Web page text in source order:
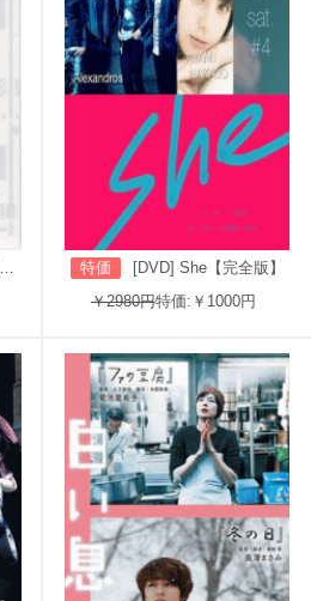
特価
[DVD] She【完全版】
￥2980円特価:￥1000円